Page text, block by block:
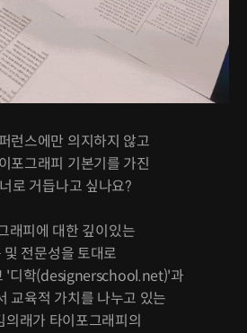
런스에만 의지하지 않고
포그래피 기본기를 가진
로 거듭나고 싶나요?
래피에 대한 깊이있는
및 전문성을 토대로
'디학(designerschool.net)'과
교육적 가치를 나누고 있는
의래가 타이포그래피의